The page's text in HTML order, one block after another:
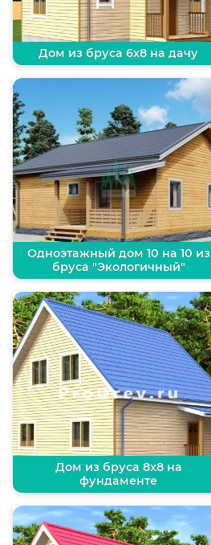
Дом из бруса 6х8 на дачу
Одноэтажный дом 10 на 10 из
бруса "Экологичный"
Дом из бруса 8х8 на
фундаменте